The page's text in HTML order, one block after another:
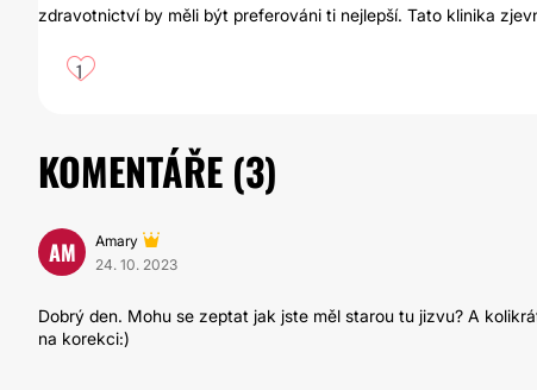
zdravotnictví by měli být preferováni ti nejlepší. Tato klinika
1
KOMENTÁŘE (3)
AM
Amary
24. 10. 2023
Dobrý den. Mohu se zeptat jak jste měl starou tu jizvu? A
na korekci:)